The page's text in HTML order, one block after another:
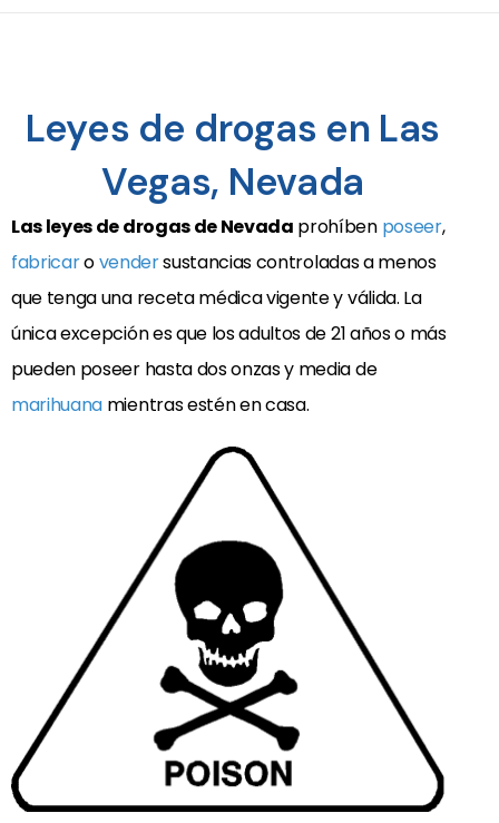
Leyes de drogas en Las
Vegas, Nevada
Las leyes de drogas de Nevada prohíben poseer,
fabricarovendersustancias controladas a menos
que tenga una receta médica vigente y válida. La
única excepción es que los adultos de 21 años o más
pueden poseer hasta dos onzas y media de
marihuana mientras estén en casa.